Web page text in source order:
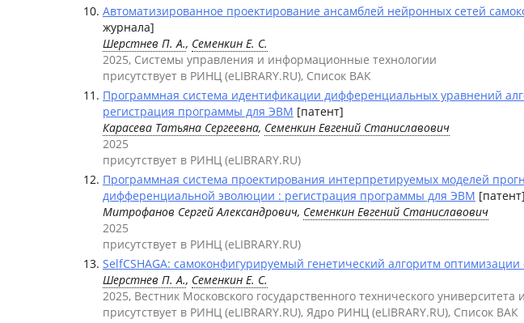
Автоматизированное проектирование ансамблей нейронных сетей
журнала]
Шерстнев П. А., Семенкин Е. С.
2025, Системы управления и информационные технологии
присутствует в РИНЦ (eLIBRARY.RU), Список ВАК
Программная система идентификации дифференциальных уравнений
регистрация программы для ЭВМ [патент]
Карасева Татьяна Сергеевна, Семенкин Евгений Станиславович
2025
присутствует в РИНЦ (eLIBRARY.RU)
Программная система проектирования интерпретируемых моделей
дифференциальной эволюции : регистрация программы для ЭВМ [патент]
Митрофанов Сергей Александрович, Семенкин Евгений Станиславович
2025
присутствует в РИНЦ (eLIBRARY.RU)
SelfCSHAGA: самоконфигурируемый генетический алгоритм
Шерстнев П. А., Семенкин Е. С.
2025, Вестник Московского государственного технического
присутствует в РИНЦ (eLIBRARY.RU), Ядро РИНЦ (eLIBRARY.RU), Список ВАК